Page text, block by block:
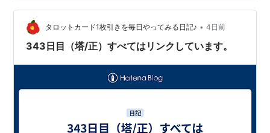
タロットカード1枚引きを毎日やってみる日記♪ • 4日前
343日目（塔/正）すべてはリンクしています。